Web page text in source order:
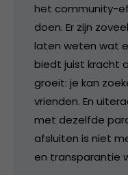
het community-
doen. Er zijn
laten weten wat
biedt juist kracht
groeit: je kan
vrienden. En
met dezelfde
afsluiten is niet
en transparantie